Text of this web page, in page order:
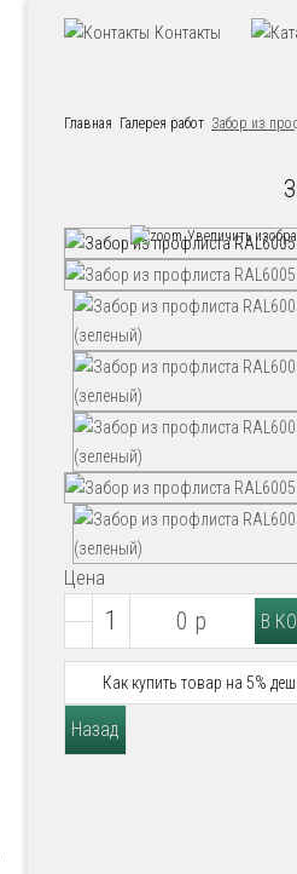
Контакты
Главная Галерея работ Забор из
Увеличить
Цена
0 р
Как купить товар на 5%